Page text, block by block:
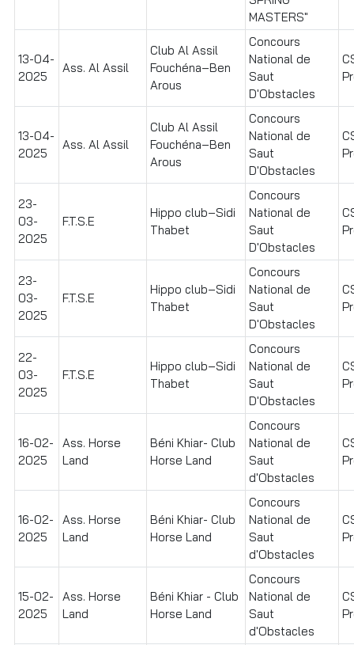
MASTERS"
13-04-
2025
Ass. Al Assil
Club Al Assil
Fouchéna–Ben
Arous
Concours
National de
Saut
D'Obstacles
13-04-
2025
Ass. Al Assil
Club Al Assil
Fouchéna–Ben
Arous
Concours
National de
Saut
D'Obstacles
23-
03-
2025
F.T.S.E
Hippo club–Sidi
Thabet
Concours
National de
Saut
D'Obstacles
23-
03-
2025
F.T.S.E
Hippo club–Sidi
Thabet
Concours
National de
Saut
D'Obstacles
22-
03-
2025
F.T.S.E
Hippo club–Sidi
Thabet
Concours
National de
Saut
D'Obstacles
16-02-
2025
Ass. Horse
Land
Béni Khiar- Club
Horse Land
Concours
National de
Saut
d'Obstacles
16-02-
2025
Ass. Horse
Land
Béni Khiar- Club
Horse Land
Concours
National de
Saut
d'Obstacles
15-02-
2025
Ass. Horse
Land
Béni Khiar - Club
Horse Land
Concours
National de
Saut
d'Obstacles